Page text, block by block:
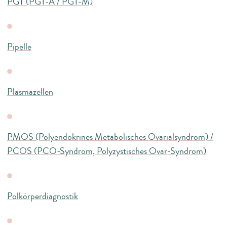
Pipelle
Plasmazellen
PMOS (Polyendokrines Metabolisches Ovarialsyndrom) /
PCOS (PCO-Syndrom, Polyzystisches Ovar-Syndrom)
Polkörperdiagnostik